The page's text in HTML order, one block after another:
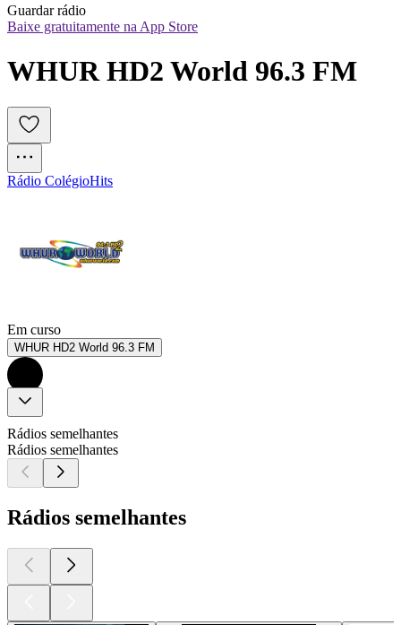
Guardar rádio
Baixe gratuitamente na App Store
WHUR HD2 World 96.3 FM
Rádio ColégioHits
Em curso
WHUR HD2 World 96.3 FM
Rádios semelhantes
Rádios semelhantes
Rádios semelhantes